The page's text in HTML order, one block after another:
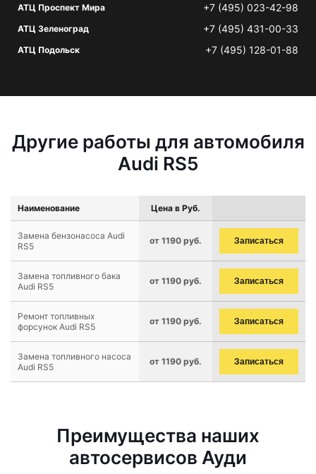
АТЦ Проспект Мира +7 (495) 023-42-98
АТЦ Зеленоград +7 (495) 431-00-33
АТЦ Подольск +7 (495) 128-01-88
Другие работы для автомобиля
Audi RS5
Наименование Цена в Руб.
Замена бензонасоса Audi
RS5
от 1190 руб. Записаться
Замена топливного бака
Audi RS5
от 1190 руб. Записаться
Ремонт топливных
форсунок Audi RS5
от 1190 руб. Записаться
Замена топливного насоса
Audi RS5
от 1190 руб. Записаться
Преимущества наших
автосервисов Ауди